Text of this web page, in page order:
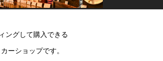
ングして購入できる
ーショップです。